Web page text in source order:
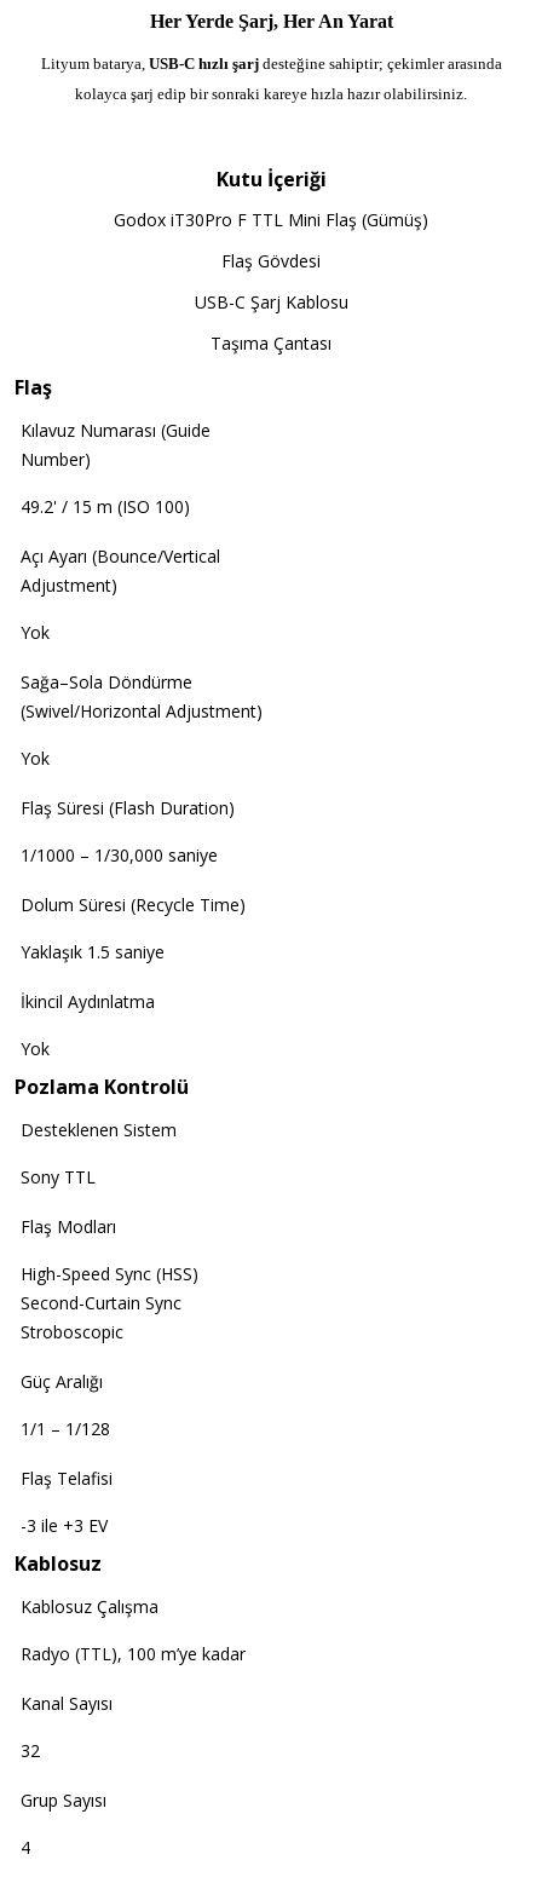
Her Yerde Şarj, Her An Yarat
Lityum batarya, USB-C hızlı şarjdesteğine sahiptir; çekimler arasında
kolayca şarj edip bir sonraki kareye hızla hazır olabilirsiniz.
Kutu İçeriği
Godox iT30Pro F TTL Mini Flaş (Gümüş)
Flaş Gövdesi
USB-C Şarj Kablosu
Taşıma Çantası
Flaş
Kılavuz Numarası (Guide
Number)
49.2' / 15 m (ISO 100)
Açı Ayarı (Bounce/Vertical
Adjustment)
Yok
Sağa–Sola Döndürme
(Swivel/Horizontal Adjustment)
Yok
Flaş Süresi (Flash Duration)
1/1000 – 1/30,000 saniye
Dolum Süresi (Recycle Time)
Yaklaşık 1.5 saniye
İkincil Aydınlatma
Yok
Pozlama Kontrolü
Desteklenen Sistem
Sony TTL
Flaş Modları
High-Speed Sync (HSS)
Second-Curtain Sync
Stroboscopic
Güç Aralığı
1/1 – 1/128
Flaş Telafisi
-3 ile +3 EV
Kablosuz
Kablosuz Çalışma
Radyo (TTL), 100 m’ye kadar
Kanal Sayısı
32
Grup Sayısı
4